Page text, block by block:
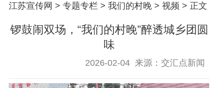
首页
江苏要闻
公示公告
通知公告 信息公开制度
信息公开指南
江苏宣传网 > 专题专栏 > 我们的村晚> 视频 > 正文
锣鼓闹双场，“我们的村晚”醉透城乡团圆
味
2026-02-04 来源：交汇点新闻